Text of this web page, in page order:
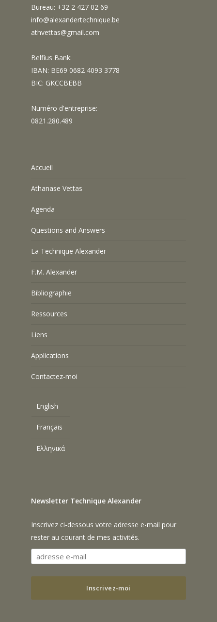
Bureau: +32 2 427 02 69
info@alexandertechnique.be
athvettas@gmail.com
Belfius Bank:
IBAN: BE69 0682 4093 3778
BIC: GKCCBEBB
Numéro d'entreprise:
0821.280.489
Accueil
Athanase Vettas
Agenda
Questions and Answers
La Technique Alexander
F.M. Alexander
Bibliographie
Ressources
Liens
Applications
Contactez-moi
English
Français
Ελληνικά
Newsletter Technique Alexander
Inscrivez ci-dessous votre adresse e-mail pour
rester au courant de mes activités.